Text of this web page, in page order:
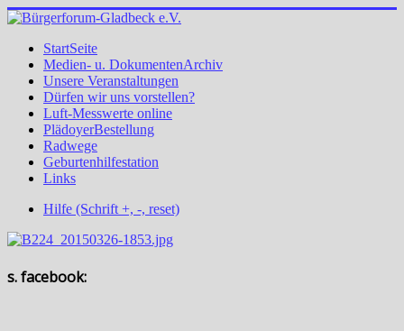
StartSeite
Medien- u. DokumentenArchiv
Unsere Veranstaltungen
Dürfen wir uns vorstellen?
Luft-Messwerte online
PlädoyerBestellung
Radwege
Geburtenhilfestation
Links
Hilfe (Schrift +, -, reset)
s. facebook: